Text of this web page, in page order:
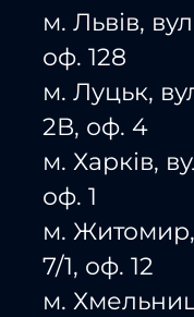
м. Львів,
оф. 128
м. Луцьк,
2В, оф. 4
м. Харків,
оф. 1
м.
7/1, оф. 12
м.